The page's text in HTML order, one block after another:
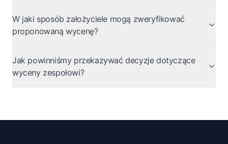
W jaki sposób założyciele mogą zweryfikować
proponowaną wycenę?
Jak powinniśmy przekazywać decyzje dotyczące
wyceny zespołowi?